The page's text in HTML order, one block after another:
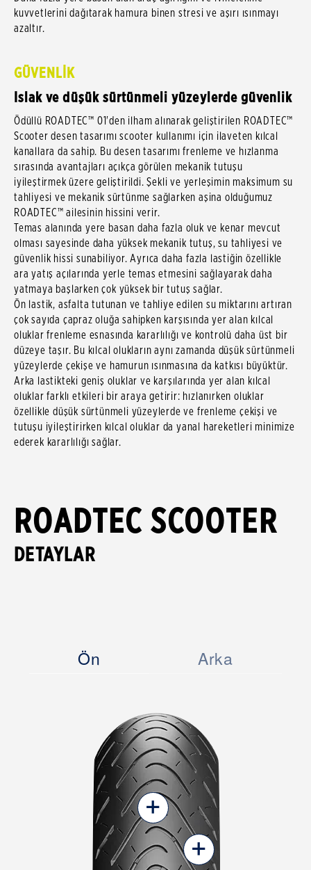
kuvvetlerini dağıtarak hamura binen stresi ve aşırı ısınmayı
azaltır.
GÜVENLİK
Islak ve düşük sürtünmeli yüzeylerde güvenlik
Ödüllü ROADTEC™ 01'den ilham alınarak geliştirilen ROADTEC™
Scooter desen tasarımı scooter kullanımı için ilaveten kılcal
kanallara da sahip. Bu desen tasarımı frenleme ve hızlanma
sırasında avantajları açıkça görülen mekanik tutuşu
iyileştirmek üzere geliştirildi. Şekli ve yerleşimin maksimum su
tahliyesi ve mekanik sürtünme sağlarken aşina olduğumuz
ROADTEC™ ailesinin hissini verir.
Temas alanında yere basan daha fazla oluk ve kenar mevcut
olması sayesinde daha yüksek mekanik tutuş, su tahliyesi ve
güvenlik hissi sunabiliyor. Ayrıca daha fazla lastiğin özellikle
ara yatış açılarında yerle temas etmesini sağlayarak daha
yatmaya başlarken çok yüksek bir tutuş sağlar.
Ön lastik, asfalta tutunan ve tahliye edilen su miktarını artıran
çok sayıda çapraz oluğa sahipken karşısında yer alan kılcal
oluklar frenleme esnasında kararlılığı ve kontrolü daha üst bir
düzeye taşır. Bu kılcal olukların aynı zamanda düşük sürtünmeli
yüzeylerde çekişe ve hamurun ısınmasına da katkısı büyüktür.
Arka lastikteki geniş oluklar ve karşılarında yer alan kılcal
oluklar farklı etkileri bir araya getirir: hızlanırken oluklar
özellikle düşük sürtünmeli yüzeylerde ve frenleme çekişi ve
tutuşu iyileştirirken kılcal oluklar da yanal hareketleri minimize
ederek kararlılığı sağlar.
ROADTEC SCOOTER
DETAYLAR
Ön Arka
+
+